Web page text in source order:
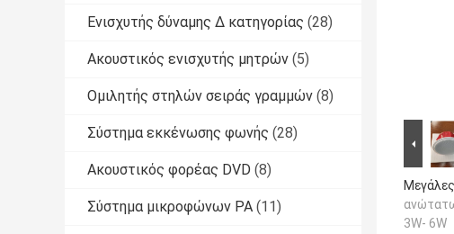
Ενισχυτής δύναμης Δ κατηγορίας (28)
Ακουστικός ενισχυτής μητρών (5)
Ομιλητής στηλών σειράς γραμμών (8)
Σύστημα εκκένωσης φωνής (28)
Ακουστικός φορέας DVD (8)
Σύστημα μικροφώνων PA (11)
3W- 6W